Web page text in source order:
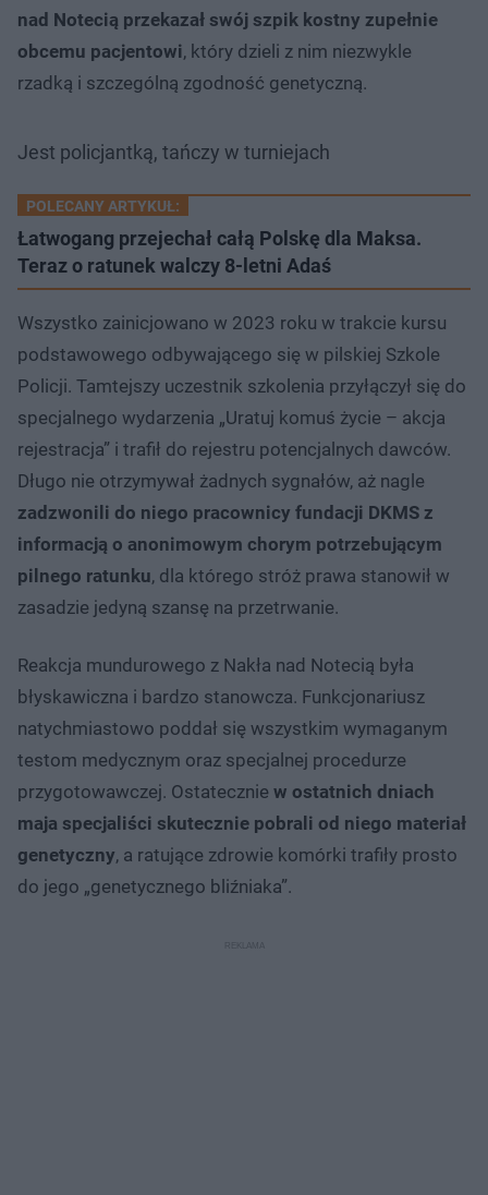
nad Notecią przekazał swój szpik kostny zupełnie
obcemu pacjentowi, który dzieli z nim niezwykle
rzadką i szczególną zgodność genetyczną.
Jest policjantką, tańczy w turniejach
POLECANY ARTYKUŁ:
Łatwogang przejechał całą Polskę dla Maksa.
Teraz o ratunek walczy 8-letni Adaś
Wszystko zainicjowano w 2023 roku w trakcie kursu
podstawowego odbywającego się w pilskiej Szkole
Policji. Tamtejszy uczestnik szkolenia przyłączył się do
specjalnego wydarzenia „Uratuj komuś życie – akcja
rejestracja” i trafił do rejestru potencjalnych dawców.
Długo nie otrzymywał żadnych sygnałów, aż nagle
zadzwonili do niego pracownicy fundacji DKMS z
informacją o anonimowym chorym potrzebującym
pilnego ratunku, dla którego stróż prawa stanowił w
zasadzie jedyną szansę na przetrwanie.
Reakcja mundurowego z Nakła nad Notecią była
błyskawiczna i bardzo stanowcza. Funkcjonariusz
natychmiastowo poddał się wszystkim wymaganym
testom medycznym oraz specjalnej procedurze
przygotowawczej. Ostatecznie w ostatnich dniach
maja specjaliści skutecznie pobrali od niego materiał
genetyczny, a ratujące zdrowie komórki trafiły prosto
do jego „genetycznego bliźniaka”.